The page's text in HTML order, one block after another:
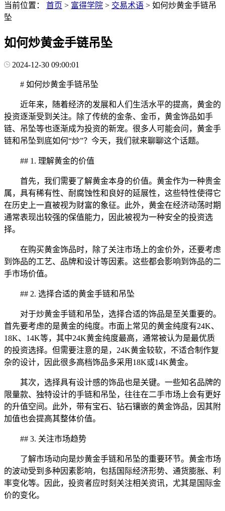
当前位置：
首页 > 富得学院 > 交易术语 > 如何炒黄金手链吊
坠
如何炒黄金手链吊坠
2024-12-30 09:00:01
# 如何炒黄金手链吊坠
近年来，随着经济的发展和人们生活水平的提高，黄金的
投资逐渐受到关注。除了传统的金条、金币，黄金饰品如手
链、吊坠等也逐渐成为投资的新宠。很多人可能会问，黄金手
链和吊坠到底如何“炒”？今天，我们就来聊聊这个话题。
## 1. 理解黄金的价值
首先，我们需要了解黄金本身的价值。黄金作为一种贵金
属，具有稀有性、耐腐蚀性和良好的延展性，这些特性使得它
在历史上一直被视为财富的象征。此外，黄金在经济动荡时期
通常表现出较强的保值能力，因此被视为一种安全的投资选
择。
在购买黄金饰品时，除了关注市场上的金价外，还要考虑
到饰品的工艺、品牌和设计等因素。这些都会影响到饰品的二
手市场价值。
## 2. 选择合适的黄金手链和吊坠
对于炒黄金手链和吊坠，选择合适的饰品是至关重要的。
首先要考虑的是黄金的纯度。市面上常见的黄金纯度有24K、
18K、14K等，其中24K黄金纯度最高，通常被认为是最优质
的投资选择。但需要注意的是，24K黄金较软，不适合制作复
杂的设计，因此很多高档饰品多采用18K或14K黄金。
其次，选择具有设计感的饰品也是关键。一些知名品牌的
限量款、独特设计的手链和吊坠，往往在二手市场上会有更好
的升值空间。此外，带有宝石、钻石镶嵌的黄金饰品，因其附
加值也会提高其整体价值。
## 3. 关注市场趋势
了解市场动向是炒黄金手链和吊坠的重要环节。黄金市场
的波动受到多种因素影响，包括国际经济形势、通货膨胀、利
率变化等。因此，投资者应时刻关注相关资讯，尤其是国际金
价的变化。